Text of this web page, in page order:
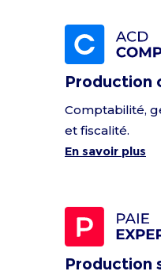
Production
Comptabilité,
et fiscalité.
En savoir plus
Production